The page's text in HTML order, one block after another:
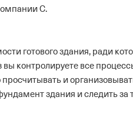
С.
готового здания, ради
вы контролируете все
и
здания и следить